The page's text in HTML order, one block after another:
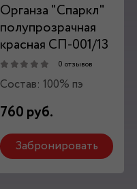
Органза "Спаркл"
полупрозрачная
красная СП-001/13
0 отзывов
Состав: 100% пэ
760 руб.
Забронировать